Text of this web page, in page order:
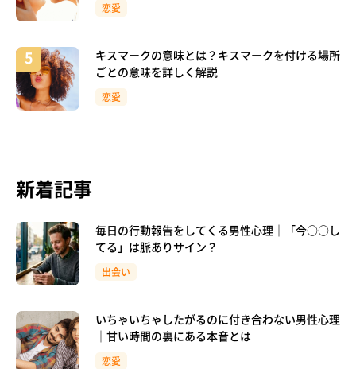
恋愛
キスマークの意味とは？キスマークを付ける場所
ごとの意味を詳しく解説
恋愛
新着記事
毎日の行動報告をしてくる男性心理｜「今○○し
てる」は脈ありサイン？
出会い
いちゃいちゃしたがるのに付き合わない男性心理
｜甘い時間の裏にある本音とは
恋愛